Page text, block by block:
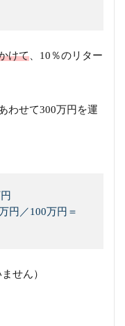
けて、10％のリター
わせて300万円を運
円／100万円＝
せん）